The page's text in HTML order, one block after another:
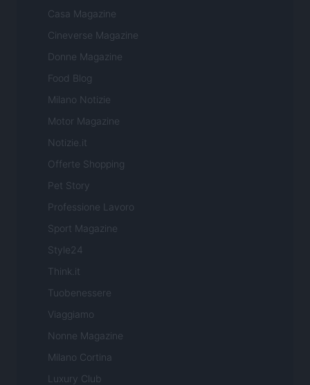
Casa Magazine
Cineverse Magazine
Donne Magazine
Food Blog
Milano Notizie
Motor Magazine
Notizie.it
Offerte Shopping
Pet Story
Professione Lavoro
Sport Magazine
Style24
Think.it
Tuobenessere
Viaggiamo
Nonne Magazine
Milano Cortina
Luxury Club